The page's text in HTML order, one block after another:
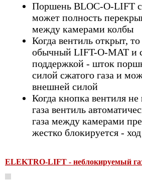
Поршень BLOC-O-LIFT
может полность
между камерами колбы
Когда вентиль открыт,
обычный LIFT-O-MAT и
поддержкой - шток
силой сжатого газа и
внешней силой
Когда кнопка вентиля
газа вентиль
газа между камерами
жестко блокируется -
ELEKTRO-LIFT - неблокируемый